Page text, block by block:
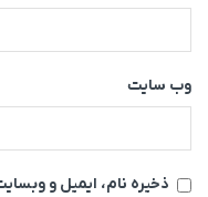
وب‌ سایت
ذخیره نام، ایمیل و